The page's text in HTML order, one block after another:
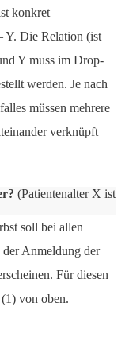
konkret
Y. Die Relation (ist
Y muss im Drop-
werden. Je nach
müssen mehrere
verknüpft
(Patientenalter X ist
soll bei allen
der Anmeldung der
Für diesen
von oben.